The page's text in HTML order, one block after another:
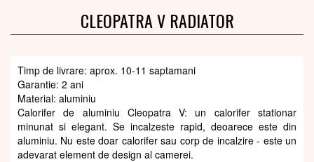
CLEOPATRA V RADIATOR
Timp de livrare: aprox. 10-11 saptamani
Garantie: 2 ani
Material: aluminiu
Calorifer de aluminiu Cleopatra V: un calorifer stationar
minunat si elegant. Se incalzeste rapid, deoarece este din
aluminiu. Nu este doar calorifer sau corp de incalzire - este un
adevarat element de design al camerei.